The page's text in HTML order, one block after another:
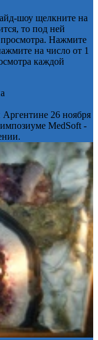
шоу щелкните на
то под ней
Нажмите
на число от 1
каждой
26 ноября
MedSoft -